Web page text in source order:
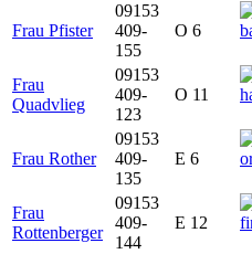
Frau Pfister
09153
409-
155
O 6
Frau
Quadvlieg
09153
409-
123
O 11
Frau Rother
09153
409-
135
E 6
Frau
Rottenberger
09153
409-
144
E 12